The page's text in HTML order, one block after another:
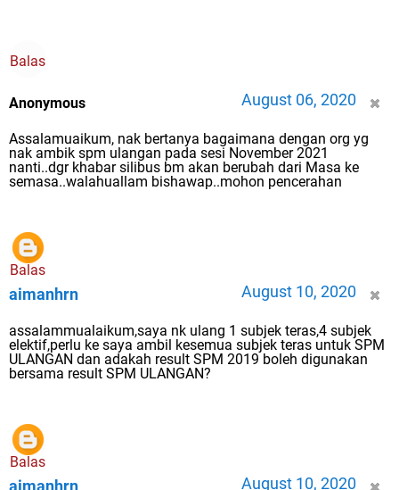
Balas
Anonymous August 06, 2020
Assalamuaikum, nak bertanya bagaimana dengan org yg
nak ambik spm ulangan pada sesi November 2021
nanti..dgr khabar silibus bm akan berubah dari Masa ke
semasa..walahuallam bishawap..mohon pencerahan
Balas
aimanhrn August 10, 2020
assalammualaikum,saya nk ulang 1 subjek teras,4 subjek
elektif,perlu ke saya ambil kesemua subjek teras untuk SPM
ULANGAN dan adakah result SPM 2019 boleh digunakan
bersama result SPM ULANGAN?
Balas
August 10, 2020